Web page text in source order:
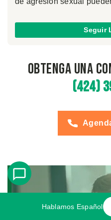
Seguir
Obtenga una
(424)
Hablamos Español